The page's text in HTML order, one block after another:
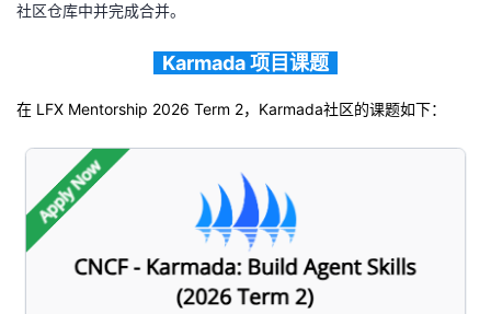
社区仓库中并完成合并。
Karmada 项目课题
在 LFX Mentorship 2026 Term 2， Karmada社区的课题如下：